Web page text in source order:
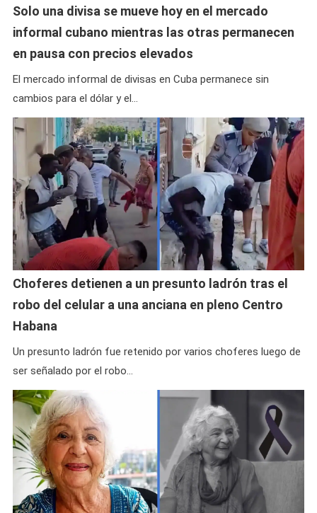
Solo una divisa se mueve hoy en el mercado
informal cubano mientras las otras permanecen
en pausa con precios elevados
El mercado informal de divisas en Cuba permanece sin
cambios para el dólar y el…
Choferes detienen a un presunto ladrón tras el
robo del celular a una anciana en pleno Centro
Habana
Un presunto ladrón fue retenido por varios choferes luego de
ser señalado por el robo…